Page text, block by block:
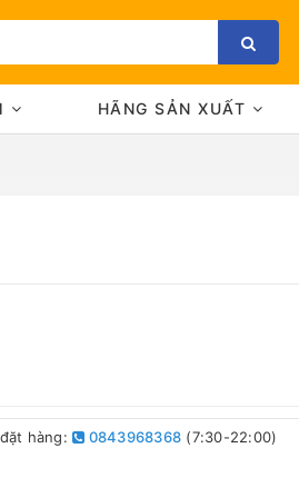
HÃNG SẢN XUẤT
hàng: 0843968368 (7:30-22:00)